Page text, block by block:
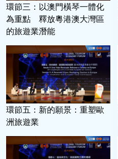
環節三：以澳門橫琴一體化
為重點 釋放粵港澳大灣區
的旅遊業潛能
環節五：新的願景：重塑歐
洲旅遊業